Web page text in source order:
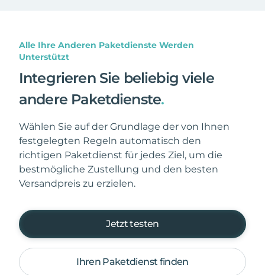
Alle Ihre Anderen Paketdienste Werden
Unterstützt
Integrieren Sie beliebig viele
andere Paketdienste.
Wählen Sie auf der Grundlage der von Ihnen
festgelegten Regeln automatisch den
richtigen Paketdienst für jedes Ziel, um die
bestmögliche Zustellung und den besten
Versandpreis zu erzielen.
Jetzt testen
Ihren Paketdienst finden